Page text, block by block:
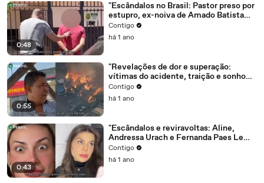
0:48
"Escândalos no Brasil: Pastor preso por
estupro, ex-noiva de Amado Batista
fala e Diego Hypolito revela exclusão
na ginástica"
Contigo
há 1 ano
0:55
"Revelações de dor e superação:
vítimas do acidente, traição e sonho
emocionante de mãe"
Contigo
há 1 ano
0:43
"Escândalos e reviravoltas: Aline,
Andressa Urach e Fernanda Paes Leme
em notícias chocantes e
emocionantes."
Contigo
há 1 ano